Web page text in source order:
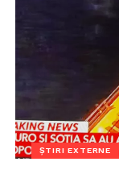
ȘTIRI EXTERNE